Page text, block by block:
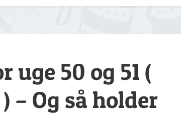
uge 50 og 51 (
– Og så holder